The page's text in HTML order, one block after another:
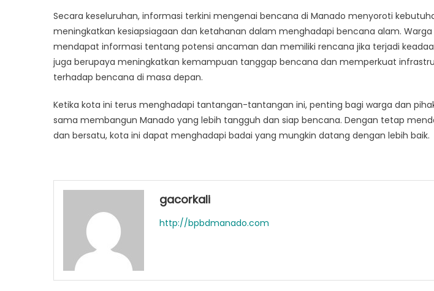
Secara keseluruhan, informasi terkini mengenai bencana di Manado menyoroti
meningkatkan kesiapsiagaan dan ketahanan dalam menghadapi bencana alam.
mendapat informasi tentang potensi ancaman dan memiliki rencana jika terjadi
juga berupaya meningkatkan kemampuan tanggap bencana dan memperkuat
terhadap bencana di masa depan.
Ketika kota ini terus menghadapi tantangan-tantangan ini, penting bagi warga dan
sama membangun Manado yang lebih tangguh dan siap bencana. Dengan tetap
dan bersatu, kota ini dapat menghadapi badai yang mungkin datang dengan lebih baik.
gacorkali
http://bpbdmanado.com